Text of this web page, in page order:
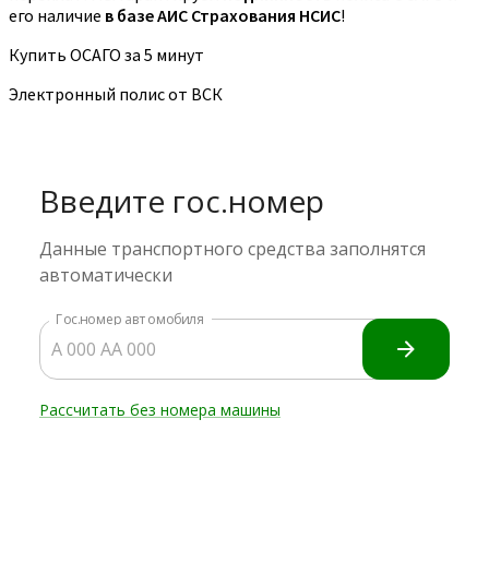
его наличие в базе АИС Страхования НСИС!
Купить ОСАГО за 5 минут
Электронный полис от ВСК